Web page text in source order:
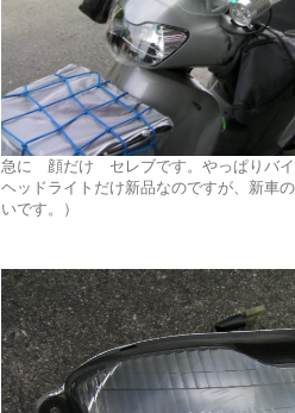
急に 顔だけ セレブです。やっぱりバイ
ヘッドライトだけ新品なのですが、新車
いです。）